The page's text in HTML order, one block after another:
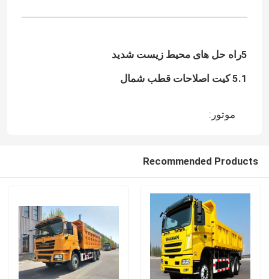
خونه
محصولات
درباره ما
تور کارخانه
کنترل کیفیت
5راه حل های محیط زیست شدید
5.1 کیت اصلاحات قطب شمال
موتور:
Recommended Products